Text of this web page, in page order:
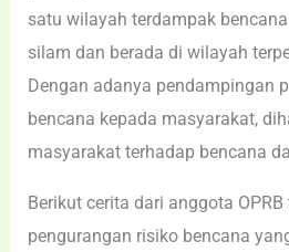
satu wilayah terdampak
silam dan berada di wilayah
Dengan adanya pendampingan
bencana kepada masyarakat,
masyarakat terhadap bencana
Berikut cerita dari anggota
pengurangan risiko bencana